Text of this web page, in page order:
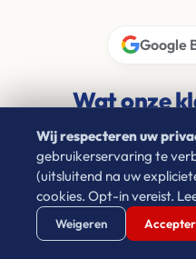
Google
Wat onze
4.9 / 5.0
Don Verwijst
Wij respecteren uw
gebruikerservaring te
(uitsluitend na uw
cookies. Opt-in vereist.
Weigeren
Verstuur WhatsApp